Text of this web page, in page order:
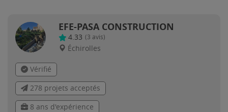
EFE-PASA CONSTRUCTION
4.33 (3 avis)
Échirolles
Vérifié
278 projets acceptés
8 ans d'expérience